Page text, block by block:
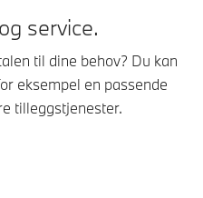
service.
til dine behov? Du kan
eksempel en passende
tilleggstjenester.